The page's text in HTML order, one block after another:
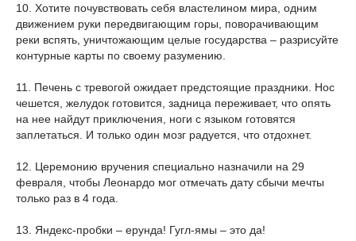
10. Хотите почувствовать себя властелином мира, одним
движением руки передвигающим горы, поворачивающим
реки вспять, уничтожающим целые государства – разрисуйте
контурные карты по своему разумению.
11. Печень с тревогой ожидает предстоящие праздники. Нос
чешется, желудок готовится, задница переживает, что опять
на нее найдут приключения, ноги с языком готовятся
заплетаться. И только один мозг радуется, что отдохнет.
12. Церемонию вручения специально назначили на 29
февраля, чтобы Леонардо мог отмечать дату сбычи мечты
только раз в 4 года.
13. Яндекс-пробки – ерунда! Гугл-ямы – это да!